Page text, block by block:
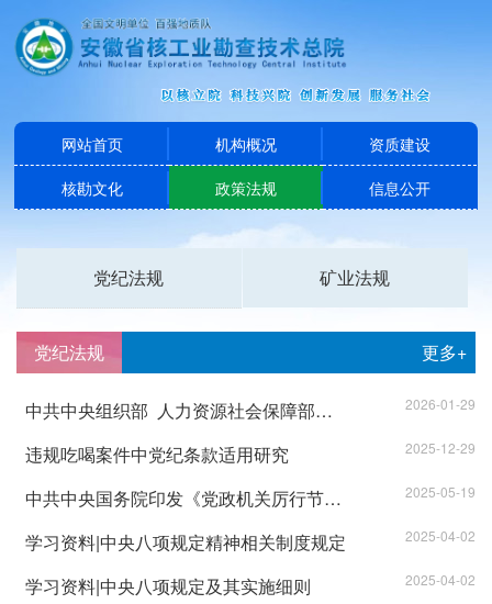
网站首页 机构概况
资质建设
核勘文化
政策法规 信息公开
党纪法规 矿业法规
党纪法规 更多+
中共中央组织部 人力资源社会保障部关于印发《事业单位工作人员处分规定》的通知 2026-01-29
违规吃喝案件中党纪条款适用研究 2025-12-29
​中共中央国务院印发《党政机关厉行节约反对浪费条例》 2025-05-19
学习资料|中央八项规定精神相关制度规定 2025-04-02
学习资料|中央八项规定及其实施细则 2025-04-02